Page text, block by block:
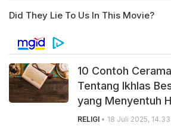
10 Contoh
Tentang Ikhlas
yang Menyentuh
RELIGI • 18 Juli 2025, 14.33